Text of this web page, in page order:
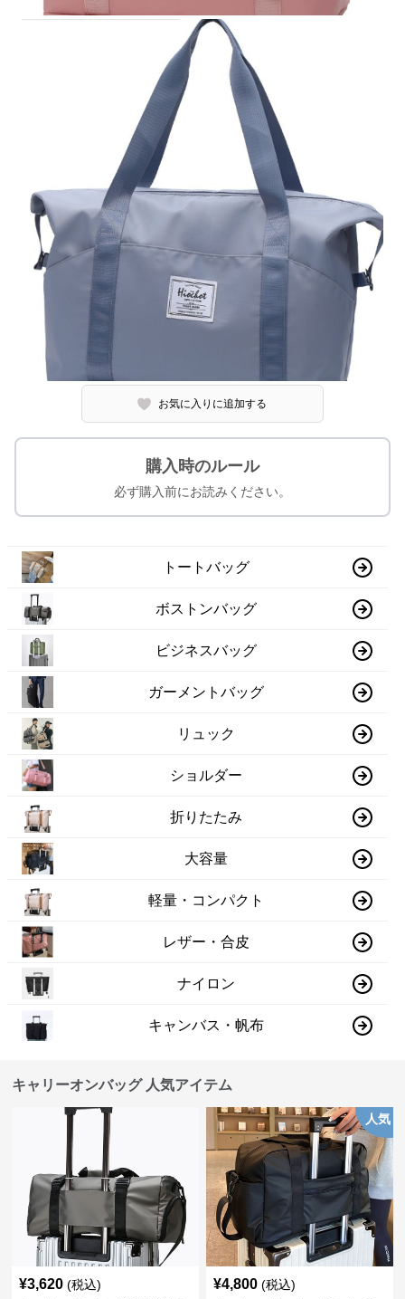
お気に入りに追加する
購入時のルール
必ず購入前にお読みください。
トートバッグ
ボストンバッグ
ビジネスバッグ
ガーメントバッグ
リュック
ショルダー
折りたたみ
大容量
軽量・コンパクト
レザー・合皮
ナイロン
キャンバス・帆布
キャリーオンバッグ 人気アイテム
¥3,620 (税込)
人気
¥4,800 (税込)